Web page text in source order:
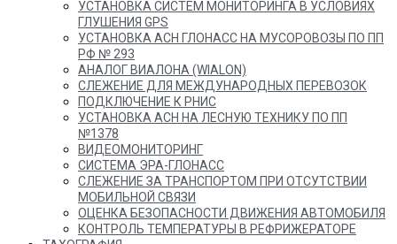
УСТАНОВКА СИСТЕМ МОНИТОРИНГА В УСЛОВИЯХ
ГЛУШЕНИЯ GPS
УСТАНОВКА АСН ГЛОНАСС НА МУСОРОВОЗЫ ПО ПП
РФ № 293
АНАЛОГ ВИАЛОНА (WIALON)
СЛЕЖЕНИЕ ДЛЯ МЕЖДУНАРОДНЫХ ПЕРЕВОЗОК
ПОДКЛЮЧЕНИЕ К РНИС
УСТАНОВКА АСН НА ЛЕСНУЮ ТЕХНИКУ ПО ПП
№1378
ВИДЕОМОНИТОРИНГ
СИСТЕМА ЭРА-ГЛОНАСС
СЛЕЖЕНИЕ ЗА ТРАНСПОРТОМ ПРИ ОТСУТСТВИИ
МОБИЛЬНОЙ СВЯЗИ
ОЦЕНКА БЕЗОПАСНОСТИ ДВИЖЕНИЯ АВТОМОБИЛЯ
КОНТРОЛЬ ТЕМПЕРАТУРЫ В РЕФРИЖЕРАТОРЕ